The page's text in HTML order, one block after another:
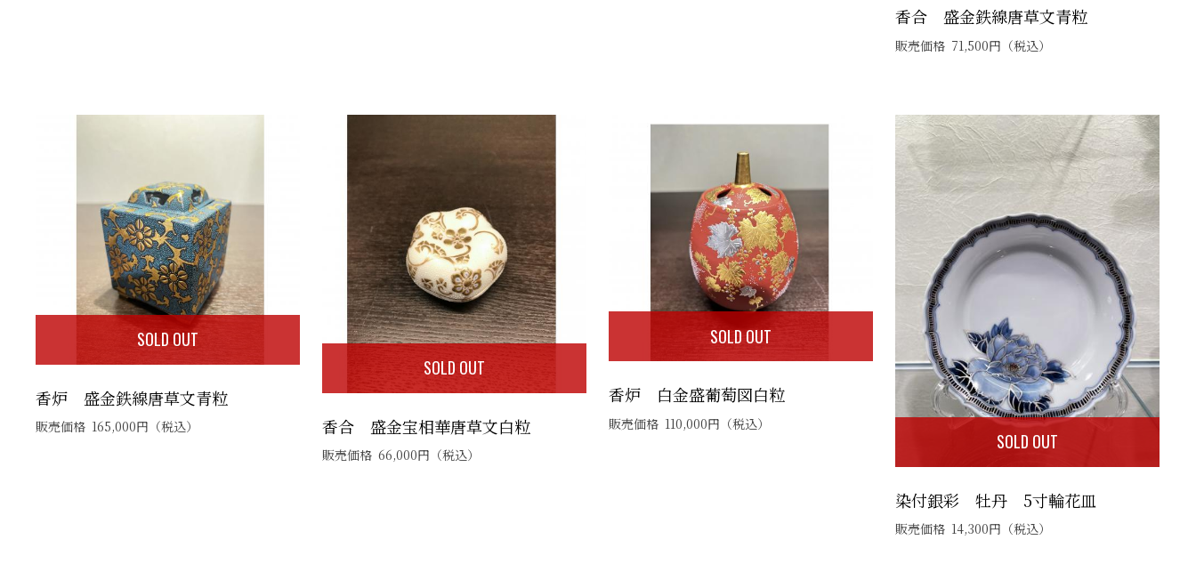
香合 盛金鉄線唐草文青粒
販売価格 71,500円 （税込）
SOLD OUT
香炉 盛金鉄線唐草文青粒
販売価格 165,000円 （税込）
SOLD OUT
香合 盛金宝相華唐草文白粒
販売価格 66,000円 （税込）
SOLD OUT
香炉 白金盛葡萄図白粒
販売価格 110,000円 （税込）
SOLD OUT
染付銀彩 牡丹 5寸輪花皿
販売価格 14,300円 （税込）